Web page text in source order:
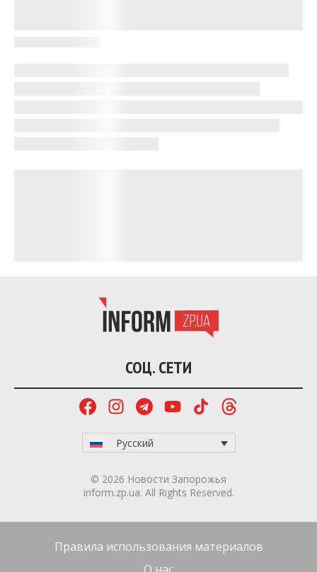
СОЦ. СЕТИ
Русский
© 2026 Новости Запорожья
inform.zp.ua. All Rights Reserved.
Правила использования материалов